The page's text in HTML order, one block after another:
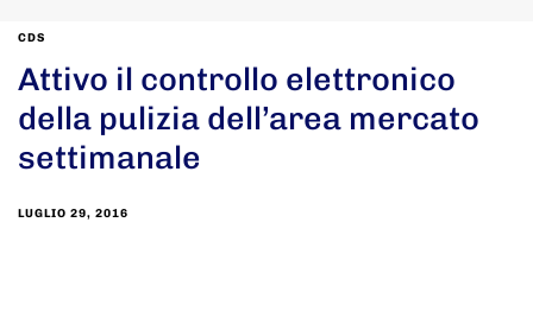
CDS
Attivo il controllo elettronico
della pulizia dell’area mercato
settimanale
LUGLIO 29, 2016